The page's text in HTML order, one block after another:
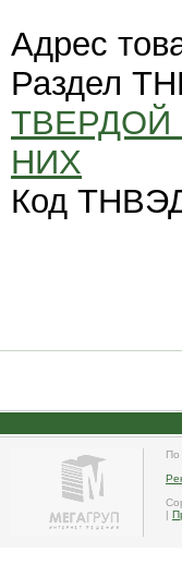
Адрес
Раздел
НИХ
Код
По
|